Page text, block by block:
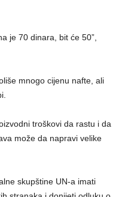
je 70 dinara, bit će 50”,
mnogo cijenu nafte, ali
troškovi da rastu i da
može da napravi velike
skupštine UN-a imati